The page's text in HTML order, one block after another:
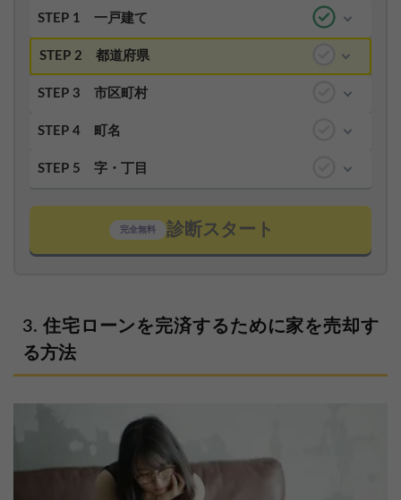
STEP 1 一戸建て
STEP 2 都道府県
STEP 3 市区町村
STEP 4 町名
STEP 5 字・丁目
完全無料 診断スタート
住宅ローンを完済するために家を売却す
る方法